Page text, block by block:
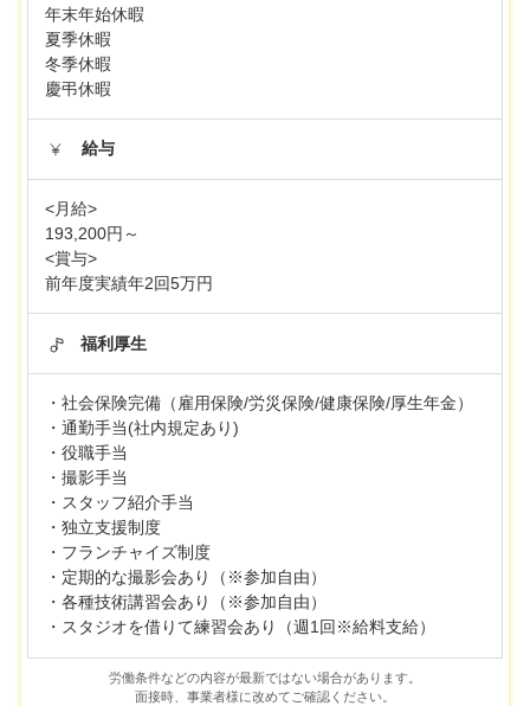
年末年始休暇
夏季休暇
冬季休暇
慶弔休暇
給与
<月給>
193,200円～
<賞与>
前年度実績年2回5万円
福利厚生
・社会保険完備（雇用保険/労災保険/健康保険/厚生年金）
・通勤手当(社内規定あり)
・役職手当
・撮影手当
・スタッフ紹介手当
・独立支援制度
・フランチャイズ制度
・定期的な撮影会あり（※参加自由）
・各種技術講習会あり（※参加自由）
・スタジオを借りて練習会あり（週1回※給料支給）
労働条件などの内容が最新ではない場合があります。
面接時、事業者様に改めてご確認ください。